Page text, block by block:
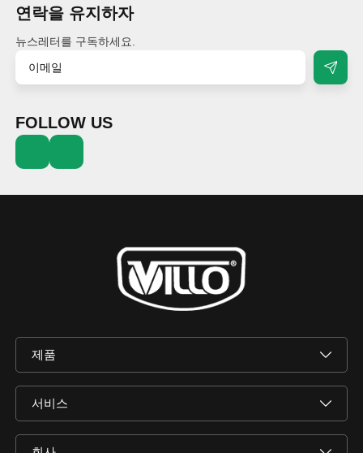
연락을 유지하자
뉴스레터를 구독하세요.
FOLLOW US
제품
서비스